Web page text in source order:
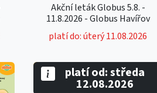
Akční leták Globus 5.8. -
11.8.2026 - Globus Havířov
platí do: úterý 11.08.2026
platí od: středa
12.08.2026